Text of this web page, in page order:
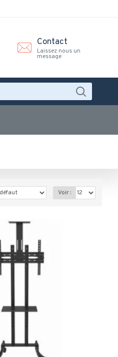
Contact
Laissez nous un
message
Voir :